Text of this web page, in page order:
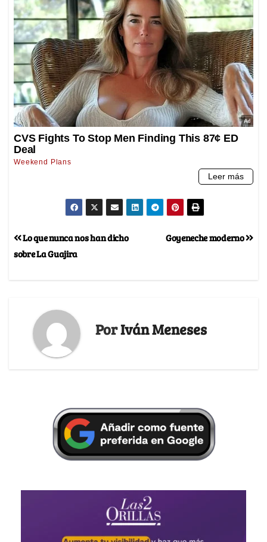
Goyeneche moderno
Lo que nunca nos han dicho
sobre La Guajira
PorIván Meneses